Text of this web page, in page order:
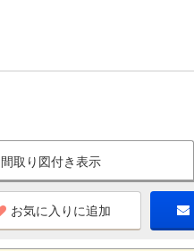
間取り図付き表示
お気に入りに追加